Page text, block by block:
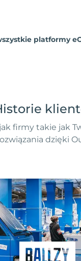
platformy
firmy takie jak
dzięki